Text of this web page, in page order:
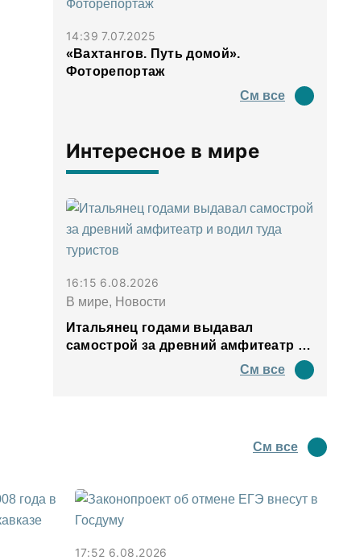
14:39 7.07.2025
«Вахтангов. Путь домой».
Фоторепортаж
См все
Интересное в мире
16:15 6.08.2026
В мире, Новости
Итальянец годами выдавал
самострой за древний амфитеатр и
См все
См все
17:52 6.08.2026